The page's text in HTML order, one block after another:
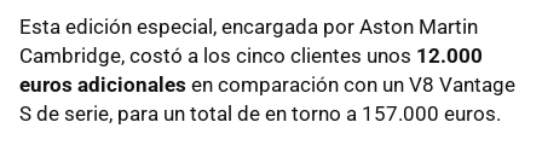
Esta edición especial, encargada por Aston Martin
Cambridge, costó a los cinco clientes unos 12.000
euros adicionales en comparación con un V8 Vantage
S de serie, para un total de en torno a 157.000 euros.